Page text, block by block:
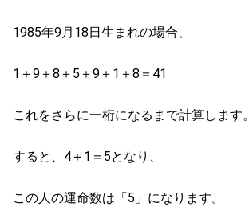
1985年9月18日生まれの場合、
1＋9＋8＋5＋9＋1＋8＝41
これをさらに一桁になるまで計算します。
すると、4＋1＝5となり、
この人の運命数は「5」になります。